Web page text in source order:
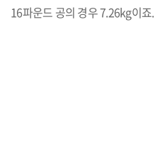
16파운드 공의 경우 7.26kg이죠.